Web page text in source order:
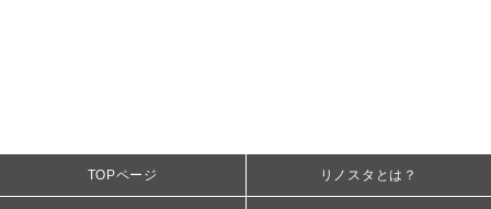
TOPページ リノスタとは？